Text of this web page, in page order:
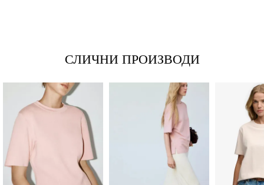
Анти спам заштита - пресметајте колку е 6 - 1 :
СЛИЧНИ ПРОИЗВОДИ